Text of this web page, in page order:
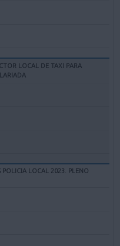
LOCAL DE TAXI PARA
POLICIA LOCAL 2023. PLENO